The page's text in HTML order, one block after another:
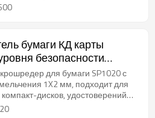
бумаги КД карты
безопасности
тонкий задавленный
для бумаги SP1020 с
1X2 мм, подходит для
дисков, удостоверений
карт